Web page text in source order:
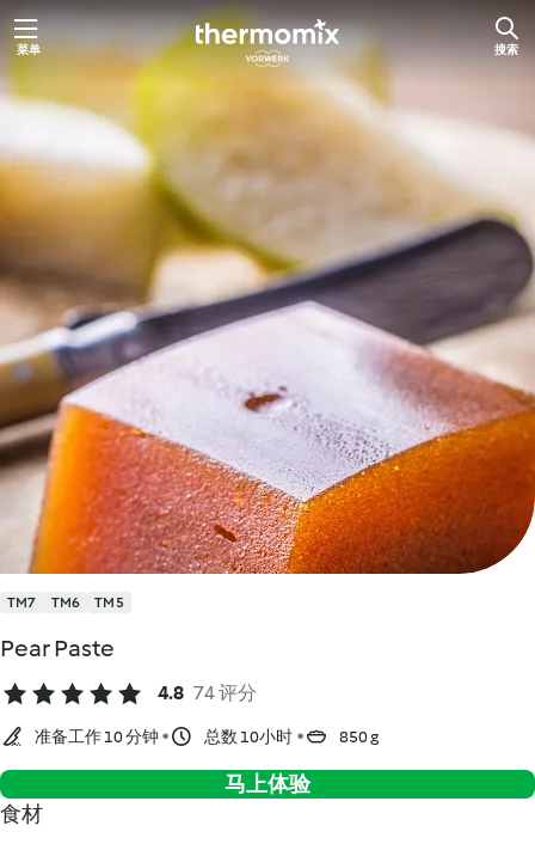
跳
内
容
菜单 搜索
TM7 TM6 TM5
Pear Paste
4.8 74 评分
准备工作 10 分钟 总数 10小时 850 g
马上体验
食材